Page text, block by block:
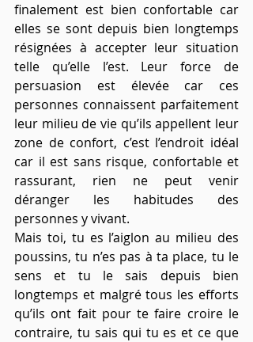
finalement est bien confortable car
elles se sont depuis bien longtemps
résignées à accepter leur situation
telle qu’elle l’est. Leur force de
persuasion est élevée car ces
personnes connaissent parfaitement
leur milieu de vie qu’ils appellent leur
zone de confort, c’est l’endroit idéal
car il est sans risque, confortable et
rassurant, rien ne peut venir
déranger les habitudes des
personnes y vivant.
Mais toi, tu es l’aiglon au milieu des
poussins, tu n’es pas à ta place, tu le
sens et tu le sais depuis bien
longtemps et malgré tous les efforts
qu’ils ont fait pour te faire croire le
contraire, tu sais qui tu es et ce que